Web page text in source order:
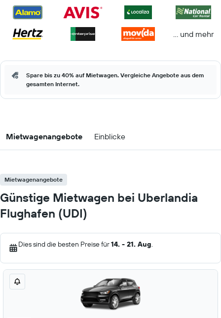
… und mehr
Spare bis zu 40% auf Mietwagen. Vergleiche Angebote aus dem
gesamten Internet.
Mietwagenangebote Einblicke
Mietwagenangebote
Günstige Mietwagen bei Uberlandia
Flughafen (UDI)
Dies sind die besten Preise für14. - 21. Aug.